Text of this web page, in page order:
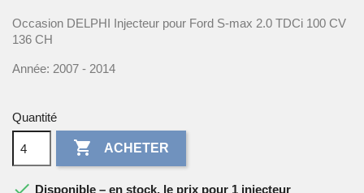
Occasion DELPHI Injecteur pour Ford S-max 2.0 TDCi 100 CV
136 CH
Année: 2007 - 2014
Quantité
 ACHETER
 Disponible – en stock, le prix pour 1 injecteur